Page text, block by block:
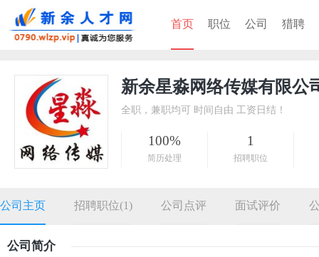
首页 职位 公司 猎聘
新余星淼网络传媒有限公
全职，兼职均可 时间自由 工资日结！
100%
简历处理
1
招聘职位
公司主页 招聘职位(1) 公司点评 面试评价
公司简介